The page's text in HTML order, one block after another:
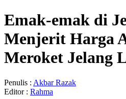
Emak-emak di
Menjerit Harga
Meroket Jelang
Penulis : Akbar Razak
Editor : Rahma